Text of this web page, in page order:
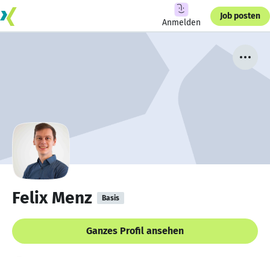
Anmelden
Job posten
Felix Menz Basis
Ganzes Profil ansehen